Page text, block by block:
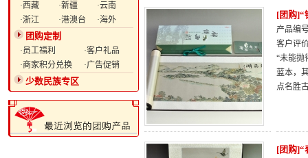
·西藏
·新疆
·云南
·浙江
·港澳台 ·海外
团购定制
·员工福利
·客户礼品
·商家积分兑换
·广告促销
少数民族专区
[团购]“
产品编
客户评
“未能抛
蓝本，
点名胜
[团购]“